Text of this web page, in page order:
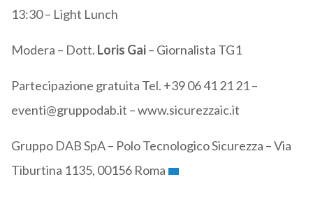
13:30 – Light Lunch
Modera – Dott. Loris Gai– Giornalista TG1
Partecipazione gratuita Tel. +39 06 41 21 21 –
eventi@gruppodab.it – www.sicurezzaic.it
Gruppo DAB SpA – Polo Tecnologico Sicurezza – Via
Tiburtina 1135, 00156 Roma